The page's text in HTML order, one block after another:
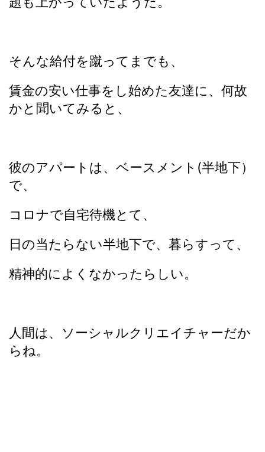
そんな給付を蹴ってまでも、
賃金の安い仕事をし始めた友達に、何故
かと聞いてみると、
彼のアパートは、ベースメント(半地下）
で、
コロナで自宅待機とて、
日の当たらない半地下で、暮らすって、
精神的によくなかったらしい。
人間は、ソーシャルクリエイチャーだか
らね。